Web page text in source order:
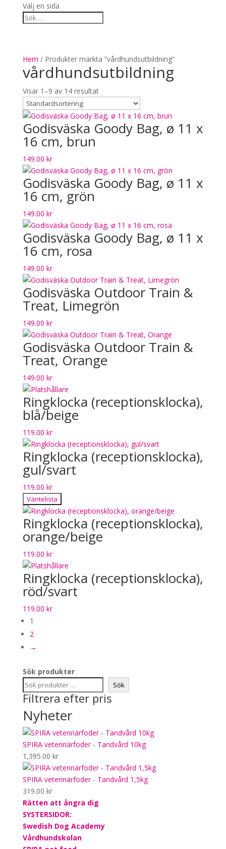
Välj en sida
Hem / Produkter märkta ”vårdhundsutbildning”
vårdhundsutbildning
Visar 1–9 av 14 resultat
Godisväska Goody Bag, ø 11 x
16 cm, brun
149.00 kr
Godisväska Goody Bag, ø 11 x
16 cm, grön
149.00 kr
Godisväska Goody Bag, ø 11 x
16 cm, rosa
149.00 kr
Godisväska Outdoor Train &
Treat, Limegrön
149.00 kr
Godisväska Outdoor Train &
Treat, Orange
149.00 kr
Ringklocka (receptionsklocka),
blå/beige
119.00 kr
Ringklocka (receptionsklocka),
gul/svart
119.00 kr
Väntelista
Ringklocka (receptionsklocka),
orange/beige
119.00 kr
Ringklocka (receptionsklocka),
röd/svart
119.00 kr
1
2
→
Sök produkter
Sök
Filtrera efter pris
Nyheter
SPIRA veterinärfoder - Tandvård 10kg
1,395.00 kr
SPIRA veterinärfoder - Tandvård 1,5kg
319.00 kr
Rätten att ångra dig
SYSTERSIDOR:
Swedish Dog Academy
Vårdhundskolan